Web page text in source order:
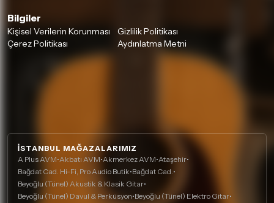
Bilgiler
Kişisel Verilerin Korunması
Gizlilik Politikası
Çerez Politikası
Aydınlatma Metni
İSTANBUL MAĞAZALARIMIZ
A Plus AVM•Akbatı AVM•Akmerkez AVM•Ataşehir•
Bağdat Cad. Hi-Fi, Pro Audio Butik•Bağdat Cad.•
Beyoğlu (Tünel) Akustik & Klasik Gitar•
Beyoğlu (Tünel) Davul & Perküsyon•Beyoğlu (Tünel) Elektro Gitar•